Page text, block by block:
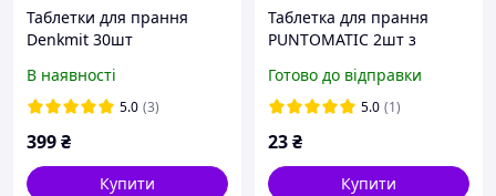
Таблетки для прання
Denkmit 30шт
В наявності
5.0 (3)
399₴
Купити
Таблетка для прання
PUNTOMATIC 2шт з
кольорових речей
Готово до відправки
5.0 (1)
23₴
Купити